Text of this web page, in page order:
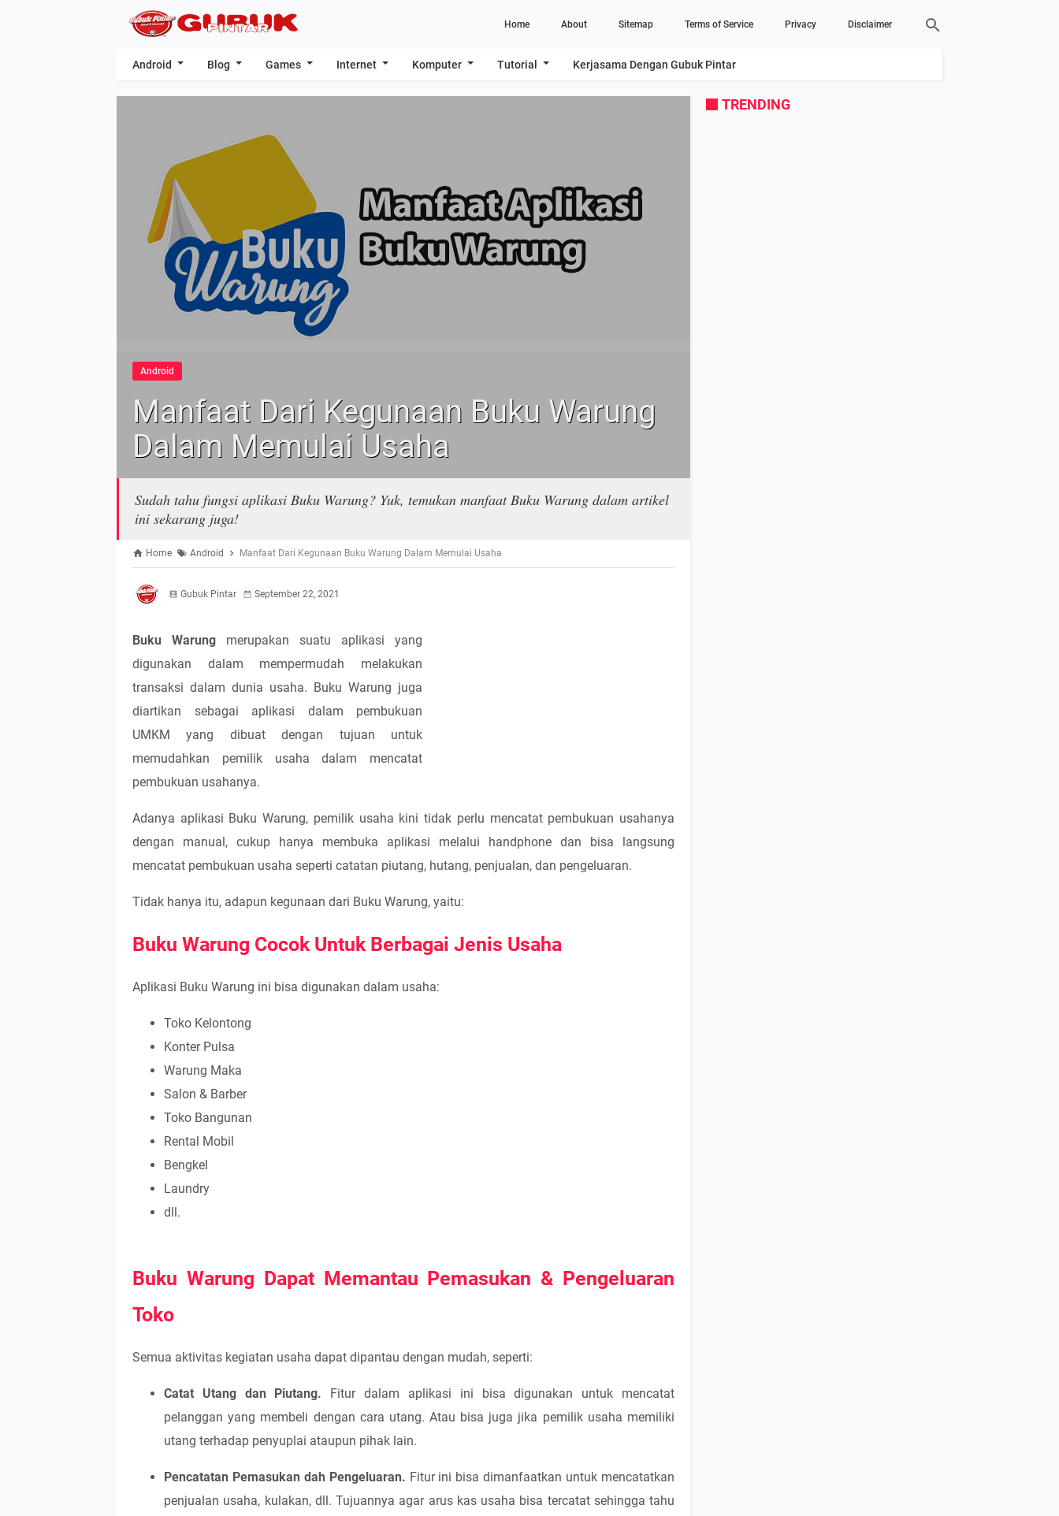
Home About Sitemap Terms of Service Privacy Disclaimer
Android Blog Games Internet Komputer Tutorial Kerjasama Dengan Gubuk Pintar
Android
Manfaat Dari Kegunaan Buku Warung
Dalam Memulai Usaha
Sudah tahu fungsi aplikasi Buku Warung? Yuk, temukan manfaat Buku Warung dalam artikel
ini sekarang juga!
Home Android Manfaat Dari Kegunaan Buku Warung Dalam Memulai Usaha
Gubuk Pintar September 22, 2021
Buku Warung merupakan suatu aplikasi yang
digunakan dalam mempermudah melakukan
transaksi dalam dunia usaha. Buku Warung juga
diartikan sebagai aplikasi dalam pembukuan
UMKM yang dibuat dengan tujuan untuk
memudahkan pemilik usaha dalam mencatat
pembukuan usahanya.
Adanya aplikasi Buku Warung, pemilik usaha kini tidak perlu mencatat pembukuan usahanya
dengan manual, cukup hanya membuka aplikasi melalui handphone dan bisa langsung
mencatat pembukuan usaha seperti catatan piutang, hutang, penjualan, dan pengeluaran.
Tidak hanya itu, adapun kegunaan dari Buku Warung, yaitu:
Buku Warung Cocok Untuk Berbagai Jenis Usaha
Aplikasi Buku Warung ini bisa digunakan dalam usaha:
Toko Kelontong
Konter Pulsa
Warung Maka
Salon & Barber
Toko Bangunan
Rental Mobil
Bengkel
Laundry
dll.
Buku Warung Dapat Memantau Pemasukan & Pengeluaran
Toko
Semua aktivitas kegiatan usaha dapat dipantau dengan mudah, seperti:
Catat Utang dan Piutang. Fitur dalam aplikasi ini bisa digunakan untuk mencatat
pelanggan yang membeli dengan cara utang. Atau bisa juga jika pemilik usaha memiliki
utang terhadap penyuplai ataupun pihak lain.
Pencatatan Pemasukan dah Pengeluaran. Fitur ini bisa dimanfaatkan untuk mencatatkan
penjualan usaha, kulakan, dll. Tujuannya agar arus kas usaha bisa tercatat sehingga tahu
TRENDING